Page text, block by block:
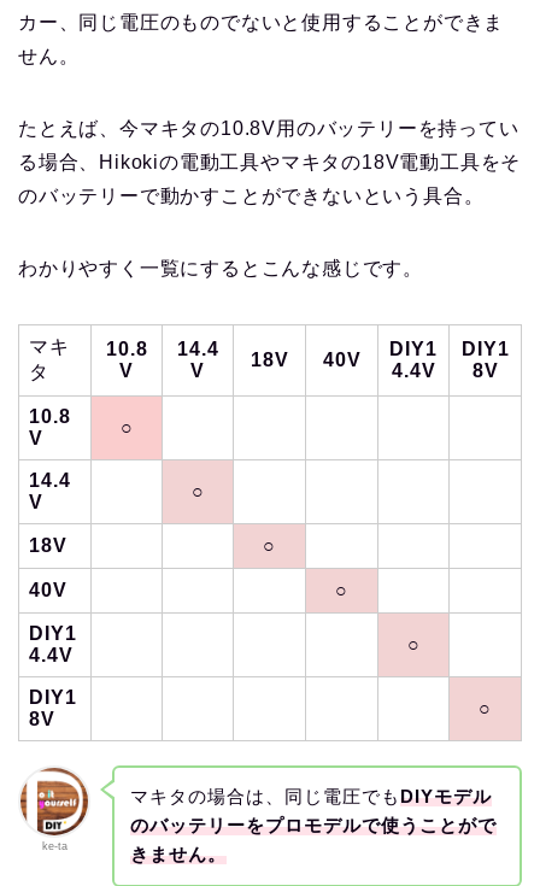
カー、同じ電圧のものでないと使用することができま
せん。
たとえば、今マキタの10.8V用のバッテリーを持ってい
る場合、Hikokiの電動工具やマキタの18V電動工具をそ
のバッテリーで動かすことができないという具合。
わかりやすく一覧にするとこんな感じです。
マキ
タ
10.8
V
14.4
V
18V 40V
DIY1
4.4V
DIY1
8V
10.8
V
○
14.4
V
○
18V ○
40V ○
DIY1
4.4V
○
DIY1
8V
○
ke-ta
マキタの場合は、同じ電圧でもDIYモデル
のバッテリーをプロモデルで使うことがで
きません。